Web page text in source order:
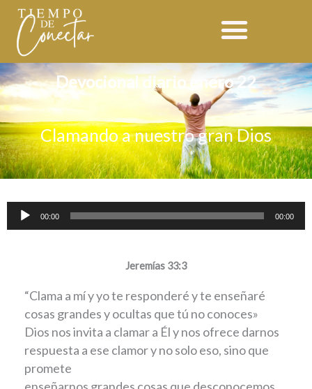
contenido
Devocional diario enero 22
Clamando a nuestro gran Dios
Reproductor
de
00:00 00:00
Jeremías 33:3
“Clama a mí y yo te responderé y te enseñaré
cosas grandes y ocultas que tú no conoces»
Dios nos invita a clamar a Él y nos ofrece darnos
respuesta a ese clamor y no solo eso, sino que
promete